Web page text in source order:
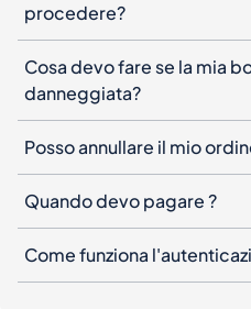
procedere?
Cosa devo fare se la mia
danneggiata?
Posso annullare il mio
Quando devo pagare ?
Come funziona